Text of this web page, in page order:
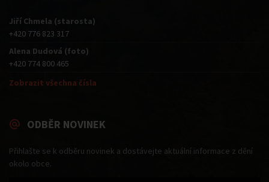
Jiří Chmela (starosta)
+420 776 823 317
Alena Dudová (foto)
+420 774 800 465
Zobrazit všechna čísla
ODBĚR NOVINEK
Přihlašte se k odběru novinek a dostávejte aktuální informace z dění
okolo obce.